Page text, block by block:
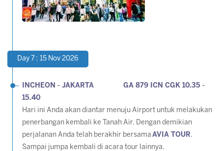
Day 7 : 15 Nov 2026
INCHEON - JAKARTA GA 879 ICN CGK 10.35 -
15.40
Hari ini Anda akan diantar menuju Airport untuk melakukan
penerbangan kembali ke Tanah Air. Dengan demikian
perjalanan Anda telah berakhir bersama AVIA TOUR.
Sampai jumpa kembali di acara tour lainnya.